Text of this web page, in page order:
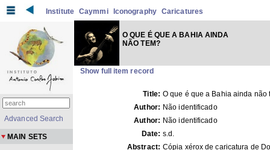
Institute Caymmi Iconography Caricatures
O QUE É QUE A BAHIA AINDA
NÃO TEM?
Show full item record
Title: O que é que a Bahia ainda não
Author: Não identificado
Author: Não identificado
Date: s.d.
Abstract: Cópia xérox de caricatura de
Advanced Search
MAIN SETS